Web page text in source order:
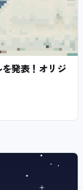
発表！オリジ